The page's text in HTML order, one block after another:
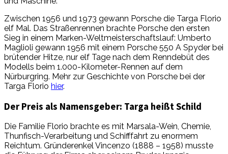
Zwischen 1956 und 1973 gewann Porsche die Targa Florio
elf Mal. Das Straßenrennen brachte Porsche den ersten
Sieg in einem Marken-Weltmeisterschaftslauf: Umberto
Maglioli gewann 1956 mit einem Porsche 550 A Spyder bei
brütender Hitze, nur elf Tage nach dem Renndebüt des
Modells beim 1.000-Kilometer-Rennen auf dem
Nürburgring. Mehr zur Geschichte von Porsche bei der
Targa Florio hier.
Der Preis als Namensgeber: Targa heißt Schild
Die Familie Florio brachte es mit Marsala-Wein, Chemie,
Thunfisch-Verarbeitung und Schifffahrt zu enormem
Reichtum. Gründerenkel Vincenzo (1888 – 1958) musste